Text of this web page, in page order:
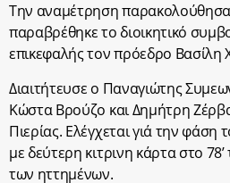
Την αναμέτρηση
παραβρέθηκε το διοικητικό
επικεφαλής τον πρόεδρο
Διαιτήτευσε ο Παναγιώτης
Κώστα Βρούζο και Δημήτρη
Πιερίας. Ελέγχεται γιά την φάση
με δεύτερη κιτρινη κάρτα στο
των ηττημένων.